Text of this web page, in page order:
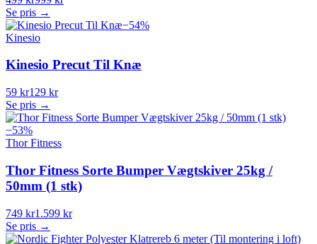
Se pris →
−54%
Kinesio
Kinesio Precut Til Knæ
59 kr129 kr
Se pris →
−53%
Thor Fitness
Thor Fitness Sorte Bumper Vægtskiver 25kg /
50mm (1 stk)
749 kr1.599 kr
Se pris →